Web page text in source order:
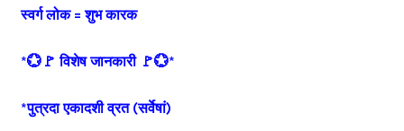
स्वर्ग लोक = शुभ कारक
*💮🚩 विशेष जानकारी 🚩💮*
*पुत्रदा एकादशी व्रत (सर्वेषां)